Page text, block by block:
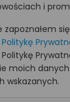
i
zapoznałem
Politykę
moich danych
wskazanych.